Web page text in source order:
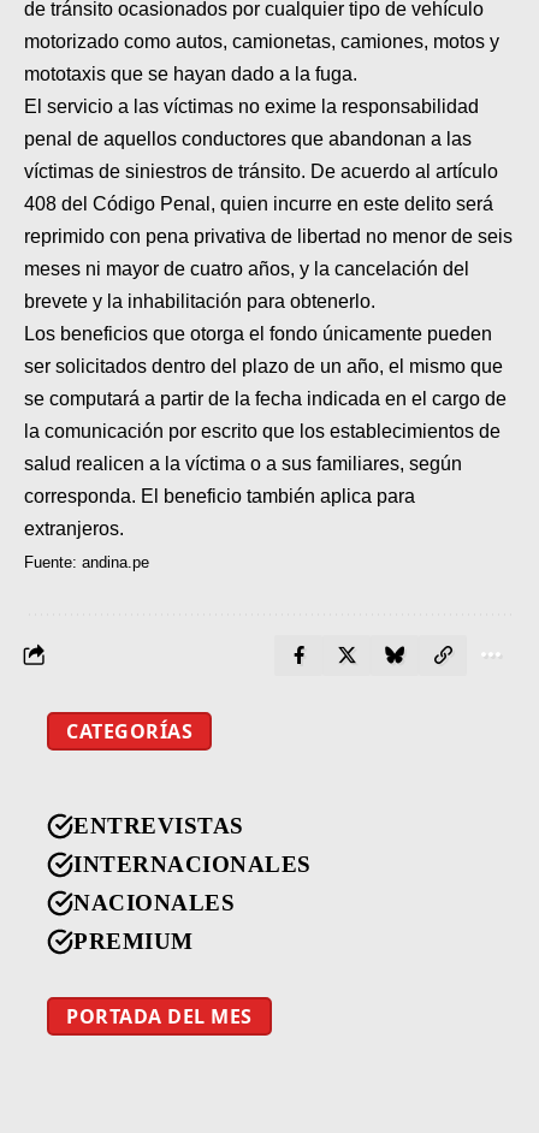
de tránsito ocasionados por cualquier tipo de vehículo
motorizado como autos, camionetas, camiones, motos y
mototaxis que se hayan dado a la fuga.
El servicio a las víctimas no exime la responsabilidad
penal de aquellos conductores que abandonan a las
víctimas de siniestros de tránsito. De acuerdo al artículo
408 del Código Penal, quien incurre en este delito será
reprimido con pena privativa de libertad no menor de seis
meses ni mayor de cuatro años, y la cancelación del
brevete y la inhabilitación para obtenerlo.
Los beneficios que otorga el fondo únicamente pueden
ser solicitados dentro del plazo de un año, el mismo que
se computará a partir de la fecha indicada en el cargo de
la comunicación por escrito que los establecimientos de
salud realicen a la víctima o a sus familiares, según
corresponda. El beneficio también aplica para
extranjeros.
Fuente: andina.pe
CATEGORÍAS
ENTREVISTAS
INTERNACIONALES
NACIONALES
PREMIUM
PORTADA DEL MES